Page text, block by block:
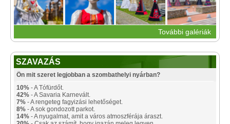
További galériák
SZAVAZÁS
Ön mit szeret legjobban a szombathelyi nyárban?
10% - A Tófürdőt.
42% - A Savaria Karnevált.
7% - A rengeteg fagyizási lehetőséget.
8% - A sok gondozott parkot.
14% - A nyugalmat, amit a város atmoszférája áraszt.